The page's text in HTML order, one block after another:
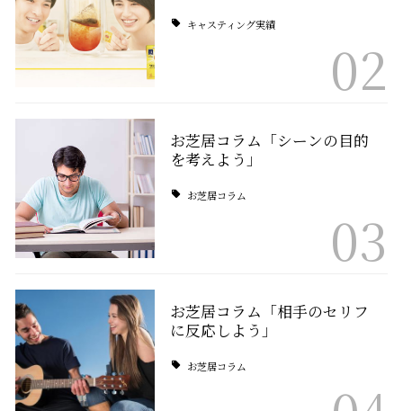
キャスティング実績
02
お芝居コラム「シーンの目的
を考えよう」
お芝居コラム
03
お芝居コラム「相手のセリフ
に反応しよう」
お芝居コラム